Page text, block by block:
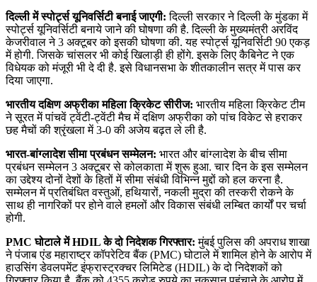
दिल्ली में स्पोर्ट्स यूनिवर्सिटी बनाई जाएगी: दिल्ली सरकार ने दिल्ली के मुंडका में
स्पोर्ट्स यूनिवर्सिटी बनाये जाने की घोषणा की है. दिल्ली के मुख्यमंत्री अरविंद
केजरीवाल ने 3 अक्टूबर को इसकी घोषणा की. यह स्पोर्ट्स यूनिवर्सिटी 90 एकड़
में होगी. जिसके चांसलर भी कोई खिलाड़ी ही होंगे. इसके लिए कैबिनेट ने एक
विधेयक को मंजूरी भी दे दी है. इसे विधानसभा के शीतकालीन सत्र में पास कर
दिया जाएगा.
भारतीय दक्षिण अफ्रीका महिला क्रिकेट सीरीज: भारतीय महिला क्रिकेट टीम
ने सूरत में पांचवें ट्वेंटी-ट्वेंटी मैच में दक्षिण अफ्रीका को पांच विकेट से हराकर
छह मैचों की श्रृंखला में 3-0 की अजेय बढ़त ले ली है.
भारत-बांग्‍लादेश सीमा प्रबंधन सम्‍मेलन: भारत और बांग्‍लादेश के बीच सीमा
प्रबंधन सम्‍मेलन 3 अक्टूबर से कोलकाता में शुरू हुआ. चार दिन के इस सम्‍मेलन
का उद्देश्‍य दोनों देशों के हितों में सीमा संबंधी विभिन्‍न मुद्दों को हल करना है.
सम्‍मेलन में प्रतिबंधित वस्‍तुओं, हथियारों, नकली मुद्रा की तस्‍करी रोकने के
साथ ही नागरिकों पर होने वाले हमलों और विकास संबंधी लम्बित कार्यों पर चर्चा
होगी.
PMC घोटाले में HDIL के दो निदेशक गिरफ्तार: मुंबई पुलिस की अपराध शाखा
ने पंजाब एंड महाराष्ट्र कॉपरेटिव बैंक (PMC) घोटाले में शामिल होने के आरोप में
हाउसिंग डेवलपमेंट इंफ्रास्ट्रक्चर लिमिटेड (HDIL) के दो निदेशकों को